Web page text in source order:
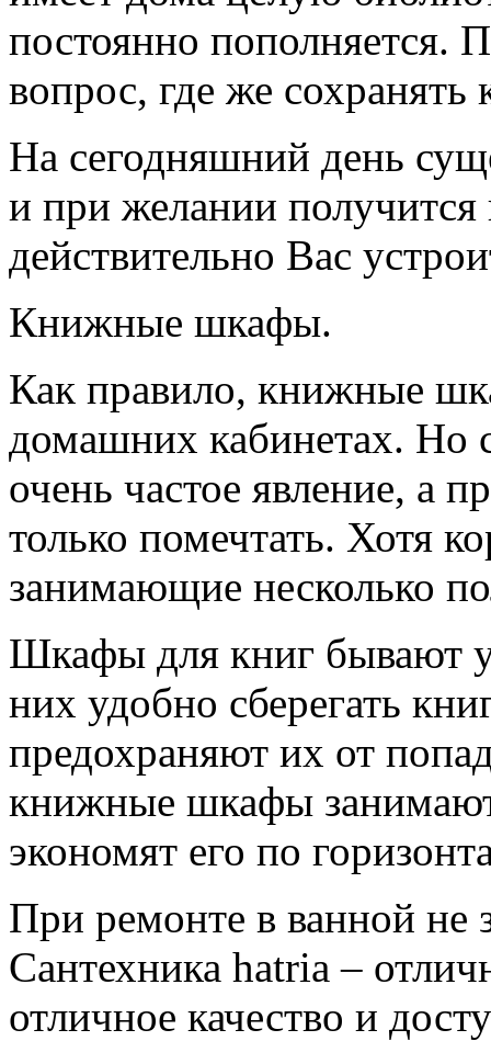
постоянно пополняется.
вопрос, где же сохранять
На сегодняшний день
и при желании
действительно Вас
Книжные шкафы.
Как правило, книжные
домашних кабинетах. Но
очень частое явление, а
только помечтать. Хотя
занимающие несколько
Шкафы для книг бывают
них удобно сберегать
предохраняют их от
книжные шкафы
экономят его по
При ремонте в ванной не
Сантехника hatria –
отличное качество и